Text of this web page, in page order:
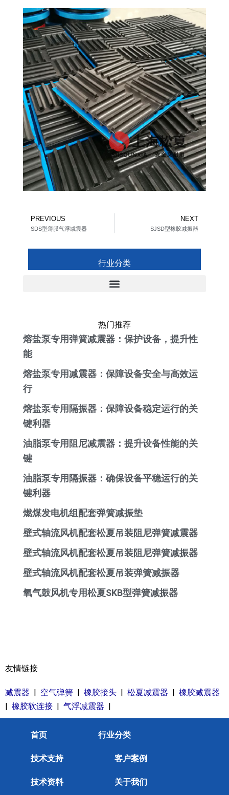
Prev
PREVIOUS
SDS型薄膜气浮减震器
NEXT
SJSD型橡胶减振器
行业分类
热门推荐
熔盐泵专用弹簧减震器：保护设备，提升性
能
熔盐泵专用减震器：保障设备安全与高效运
行
熔盐泵专用隔振器：保障设备稳定运行的关
键利器
油脂泵专用阻尼减震器：提升设备性能的关
键
油脂泵专用隔振器：确保设备平稳运行的关
键利器
燃煤发电机组配套弹簧减振垫
壁式轴流风机配套松夏吊装阻尼弹簧减震器
壁式轴流风机配套松夏吊装阻尼弹簧减振器
壁式轴流风机配套松夏吊装弹簧减振器
氧气鼓风机专用松夏SKB型弹簧减振器
友情链接
减震器 空气弹簧 橡胶接头 松夏减震器
橡胶减震器
橡胶软连接 气浮减震器
首页 行业分类
技术支持 客户案例
技术资料 关于我们